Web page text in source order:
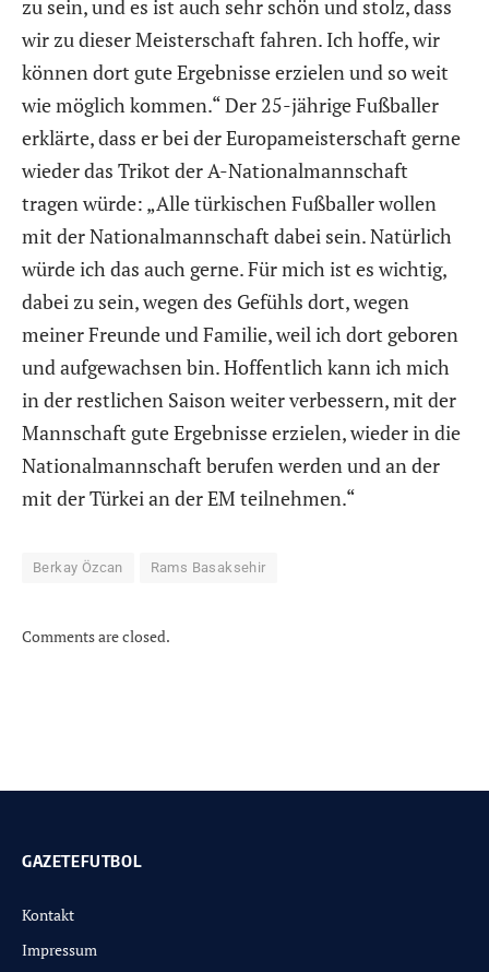
zu sein, und es ist auch sehr schön und stolz, dass
wir zu dieser Meisterschaft fahren. Ich hoffe, wir
können dort gute Ergebnisse erzielen und so weit
wie möglich kommen.“ Der 25-jährige Fußballer
erklärte, dass er bei der Europameisterschaft gerne
wieder das Trikot der A-Nationalmannschaft
tragen würde: „Alle türkischen Fußballer wollen
mit der Nationalmannschaft dabei sein. Natürlich
würde ich das auch gerne. Für mich ist es wichtig,
dabei zu sein, wegen des Gefühls dort, wegen
meiner Freunde und Familie, weil ich dort geboren
und aufgewachsen bin. Hoffentlich kann ich mich
in der restlichen Saison weiter verbessern, mit der
Mannschaft gute Ergebnisse erzielen, wieder in die
Nationalmannschaft berufen werden und an der
mit der Türkei an der EM teilnehmen.“
Berkay Özcan Rams Basaksehir
Comments are closed.
GAZETEFUTBOL
Kontakt
Impressum